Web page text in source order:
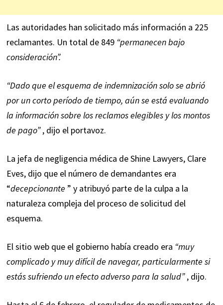
Las autoridades han solicitado más información a 225
reclamantes. Un total de 849 “permanecen bajo
consideración”.
“Dado que el esquema de indemnización solo se abrió
por un corto período de tiempo, aún se está evaluando
la información sobre los reclamos elegibles y los montos
de pago”, dijo el portavoz.
La jefa de negligencia médica de Shine Lawyers, Clare
Eves, dijo que el número de demandantes era
“decepcionante ” y atribuyó parte de la culpa a la
naturaleza compleja del proceso de solicitud del
esquema.
El sitio web que el gobierno había creado era “muy
complicado y muy difícil de navegar, particularmente si
estás sufriendo un efecto adverso para la salud”, dijo.